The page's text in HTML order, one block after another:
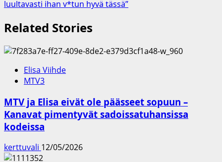
luultavasti ihan v*tun hyvä tässä”
Related Stories
Elisa Viihde
MTV3
MTV ja Elisa eivät ole päässeet sopuun –
Kanavat pimentyvät sadoissatuhansissa
kodeissa
kerttuvali 12/05/2026